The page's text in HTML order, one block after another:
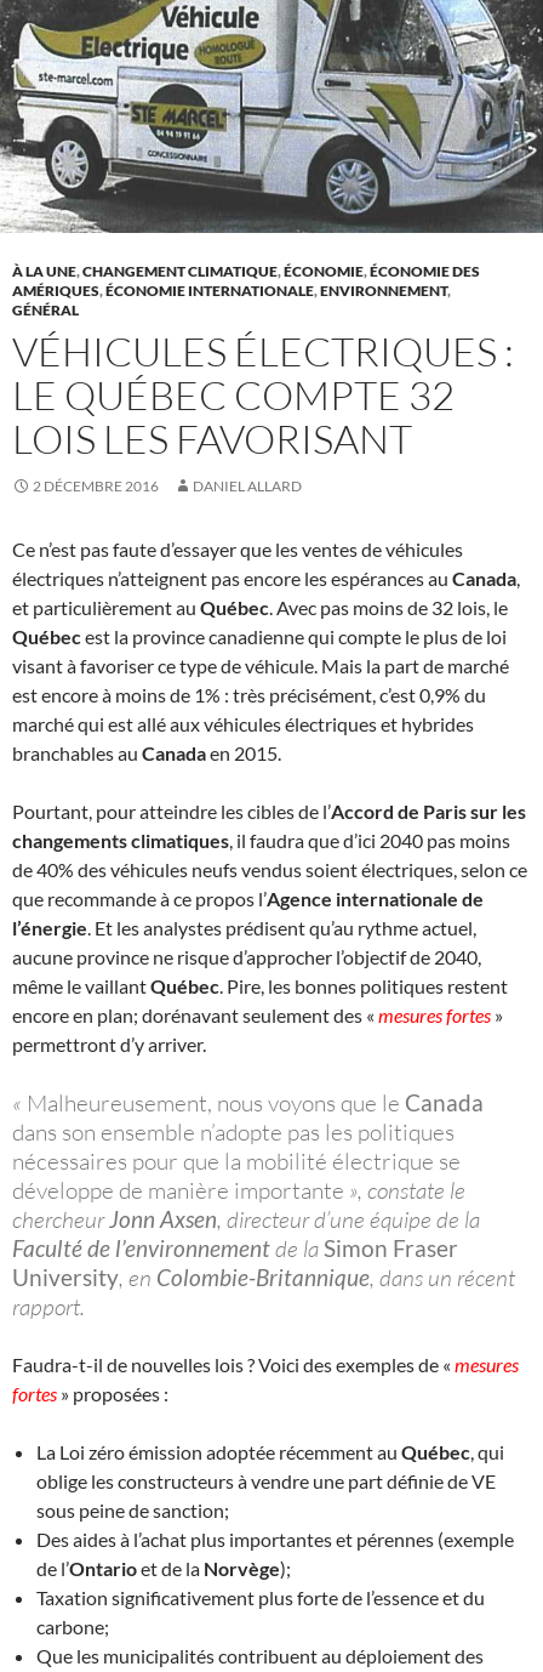
À LA UNE,CHANGEMENT CLIMATIQUE,ÉCONOMIE,ÉCONOMIE DES
AMÉRIQUES,ÉCONOMIE INTERNATIONALE,ENVIRONNEMENT,
GÉNÉRAL
VÉHICULES ÉLECTRIQUES :
LE QUÉBEC COMPTE 32
LOIS LES FAVORISANT
2 DÉCEMBRE 2016 DANIEL ALLARD
Ce n’est pas faute d’essayer que les ventes de véhicules
électriques n’atteignent pas encore les espérances au Canada,
et particulièrement au Québec. Avec pas moins de 32 lois, le
Québecest la province canadienne qui compte le plus de loi
visant à favoriser ce type de véhicule. Mais la part de marché
est encore à moins de 1% : très précisément, c’est 0,9% du
marché qui est allé aux véhicules électriques et hybrides
branchables au Canadaen 2015.
Pourtant, pour atteindre les cibles de l’Accord de Paris sur les
changements climatiques, il faudra que d’ici 2040 pas moins
de 40% des véhicules neufs vendus soient électriques, selon ce
que recommande à ce propos l’Agence internationale de
l’énergie. Et les analystes prédisent qu’au rythme actuel,
aucune province ne risque d’approcher l’objectif de 2040,
même le vaillantQuébec. Pire, les bonnes politiques restent
encore en plan; dorénavant seulement des « mesures fortes »
permettront d’y arriver.
« Malheureusement, nous voyons que le Canada
dans son ensemble n’adopte pas les politiques
nécessaires pour que la mobilité électrique se
développe de manière importante », constate le
chercheurJonn Axsen, directeur d’une équipe de la
Faculté de l’environnementde laSimon Fraser
University, en Colombie-Britannique, dans un récent
rapport.
Faudra-t-il de nouvelles lois ? Voici des exemples de « mesures
fortes » proposées :
La Loi zéro émission adoptée récemment au Québec, qui
oblige les constructeurs à vendre une part définie de VE
sous peine de sanction;
Des aides à l’achat plus importantes et pérennes (exemple
de l’Ontarioet de la Norvège);
Taxation significativement plus forte de l’essence et du
carbone;
Que les municipalités contribuent au déploiement des